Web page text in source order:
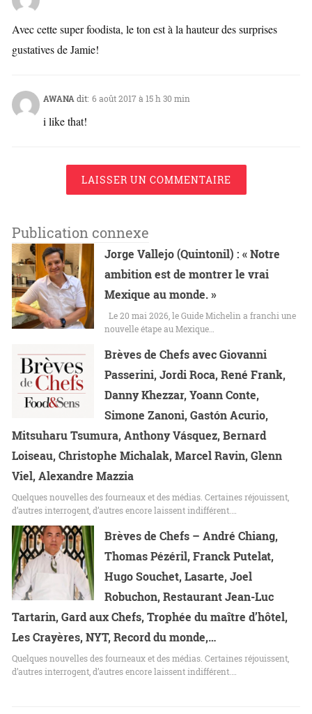
Avec cette super foodista, le ton est à la hauteur des surprises
gustatives de Jamie!
AWANA dit: 6 août 2017 à 15 h 30 min
i like that!
LAISSER UN COMMENTAIRE
Publication connexe
Jorge Vallejo (Quintonil) : « Notre
ambition est de montrer le vrai
Mexique au monde. »
Le 20 mai 2026, le Guide Michelin a franchi une
nouvelle étape au Mexique…
Brèves de Chefs avec Giovanni
Passerini, Jordi Roca, René Frank,
Danny Khezzar, Yoann Conte,
Simone Zanoni, Gastón Acurio,
Mitsuharu Tsumura, Anthony Vásquez, Bernard
Loiseau, Christophe Michalak, Marcel Ravin, Glenn
Viel, Alexandre Mazzia
Quelques nouvelles des fourneaux et des médias. Certaines réjouissent,
d’autres interrogent, d’autres encore laissent indifférent.…
Brèves de Chefs – André Chiang,
Thomas Pézéril, Franck Putelat,
Hugo Souchet, Lasarte, Joel
Robuchon, Restaurant Jean-Luc
Tartarin, Gard aux Chefs, Trophée du maître d’hôtel,
Les Crayères, NYT, Record du monde,…
Quelques nouvelles des fourneaux et des médias. Certaines réjouissent,
d’autres interrogent, d’autres encore laissent indifférent.…